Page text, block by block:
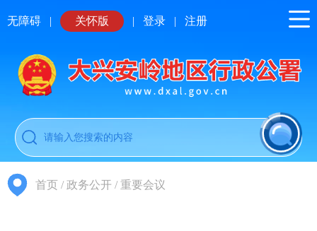
无障碍 | 关怀版 | 登录 | 注册
首页 /政务公开 /重要会议